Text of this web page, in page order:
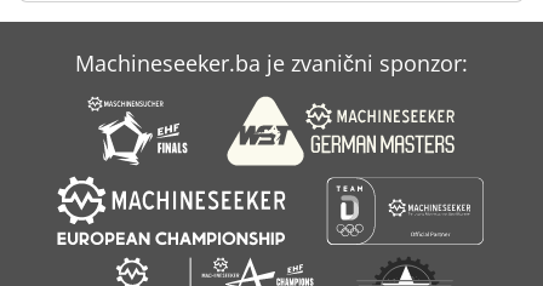
Case Ih Maxxum 140
Case Ih Maxxum 5140
Case Ih Mx 100 C
Machineseeker.ba je zvanični sponzor: